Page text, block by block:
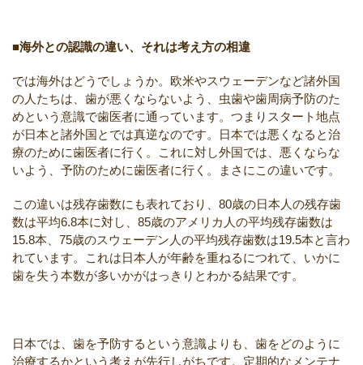
■海外との認識の違い、それは考え方の相違
では海外はどうでしょうか。欧米やスウェーデンなど諸外国
の人たちは、歯が悪くならないよう、虫歯や歯周病予防のた
めという意識で歯医者に通っています。つまりスタート地点
が日本と諸外国とでは真逆なのです。日本では悪くなると治
療のために歯医者に行く。これに対し外国では、悪くならな
いよう、予防のために歯医者に行く。まさにこの違いです。
この違いは残存歯数にも表れており、80歳の日本人の残存歯
数は平均6.8本に対し、85歳のアメリカ人の平均残存歯数は
15.8本、75歳のスウェーデン人の平均残存歯数は19.5本と言わ
れています。これは日本人が年齢を重ねるにつれて、いかに
歯を失う本数が多いかがはっきりとわかる結果です。
日本では、歯を予防するという意識よりも、歯をどのように
治療するかという考えが先行しがちです。定期的なメンテナ